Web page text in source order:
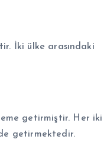
İki ülke arasındaki
getirmiştir. Her iki
getirmektedir.